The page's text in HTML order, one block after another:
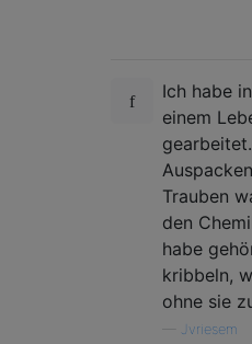
Ich habe
einem
Trauben
den
habe
kribbeln,
ohne sie
Jvriesem